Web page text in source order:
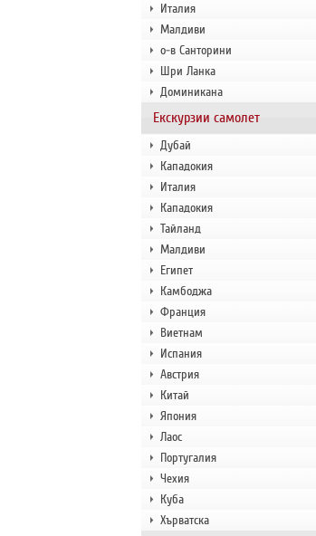
Италия
Малдиви
о-в Санторини
Шри Ланка
Доминикана
Екскурзии самолет
Дубай
Кападокия
Италия
Кападокия
Тайланд
Малдиви
Египет
Камбоджа
Франция
Виетнам
Испания
Австрия
Китай
Япония
Лаос
Португалия
Чехия
Куба
Хърватска